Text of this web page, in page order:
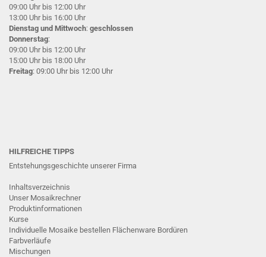
09:00 Uhr bis 12:00 Uhr
13:00 Uhr bis 16:00 Uhr
Dienstag und Mittwoch: geschlossen
Donnerstag:
09:00 Uhr bis 12:00 Uhr
15:00 Uhr bis 18:00 Uhr
Freitag: 09:00 Uhr bis 12:00 Uhr
HILFREICHE TIPPS
Entstehungsgeschichte unserer Firma
Inhaltsverzeichnis
Unser Mosaikrechner
Produktinformationen
Kurse
Individuelle Mosaike bestellen Flächenware Bordüren
Farbverläufe
Mischungen